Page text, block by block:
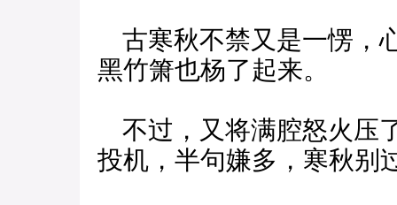
古寒秋不禁又是一愣，
黑竹箫也杨了起来。
不过，又将满腔怒火压
投机，半句嫌多，寒秋别